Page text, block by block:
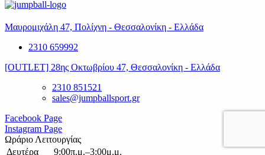
Μαυρομιχάλη 47, Πολίχνη - Θεσσαλονίκη - Ελλάδα
2310 659992
[OUTLET] 28ης Οκτωβρίου 47, Θεσσαλονίκη - Ελλάδα
2310 851521
sales@jumpballsport.gr
Facebook Page
Instagram Page
Ωράριο Λειτουργίας
Δευτέρα
9:00π.μ.–3:00μ.μ.